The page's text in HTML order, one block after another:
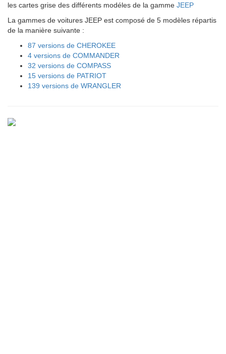
les cartes grise des différents modéles de la gamme JEEP
La gammes de voitures JEEP est composé de 5 modèles répartis
de la manière suivante :
87 versions de CHEROKEE
4 versions de COMMANDER
32 versions de COMPASS
15 versions de PATRIOT
139 versions de WRANGLER